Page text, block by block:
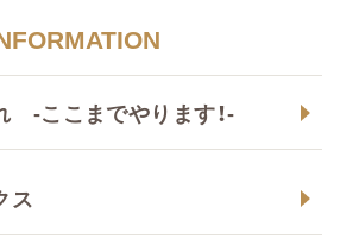
-ここまでやります！-
ス